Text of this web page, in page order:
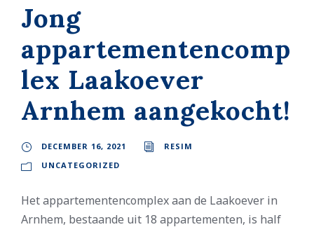
Jong
appartementencomp
lex Laakoever
Arnhem aangekocht!
DECEMBER 16, 2021
RESIM
UNCATEGORIZED
Het appartementencomplex aan de Laakoever in
Arnhem, bestaande uit 18 appartementen, is half